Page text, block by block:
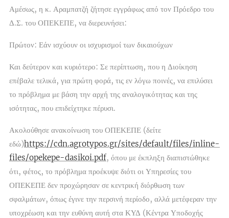
Αμέσως, η κ. Αραμπατζή ζήτησε εγγράφως από τον Πρόεδρο του
Δ.Σ. του ΟΠΕΚΕΠΕ, να διερευνήσει:
Πρώτον: Εάν ισχύουν οι ισχυρισμοί των δικαιούχων
Και δεύτερον και κυριότερο: Σε περίπτωση, που η Διοίκηση
επέβαλε τελικά, για πρώτη φορά, τις εν λόγω ποινές, να επιλύσει
το πρόβλημα με βάση την αρχή της αναλογικότητας και της
ισότητας, που επιδείχτηκε πέρυσι.
Ακολούθησε ανακοίνωση του ΟΠΕΚΕΠΕ (δείτε
εδώ)https://cdn.agrotypos.gr/sites/default/files/inline-
files/opekepe-dasikoi.pdf, όπου με έκπληξη διαπιστώθηκε
ότι, φέτος, το πρόβλημα προέκυψε διότι οι Υπηρεσίες του
ΟΠΕΚΕΠΕ δεν προχώρησαν σε κεντρική διόρθωση των
σφαλμάτων, όπως έγινε την περσινή περίοδο, αλλά μετέφεραν την
υποχρέωση και την ευθύνη αυτή στα ΚΥΔ (Κέντρα Υποδοχής